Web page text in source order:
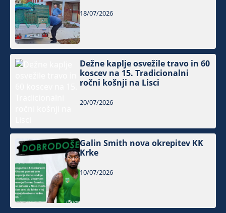
18/07/2026
Dežne kaplje osvežile travo in 60
koscev na 15. Tradicionalni
ročni košnji na Lisci
20/07/2026
Galin Smith nova okrepitev KK
Krke
10/07/2026